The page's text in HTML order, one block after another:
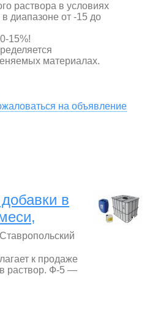
раствора в условиях
диапазоне от -15 до
15%!
материалах.
на объявление
в
к продаже
раствор. Ф-5 —